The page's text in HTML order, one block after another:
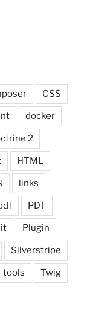
CSS
docker
2
HTML
links
PDT
Plugin
Silverstripe
tools Twig